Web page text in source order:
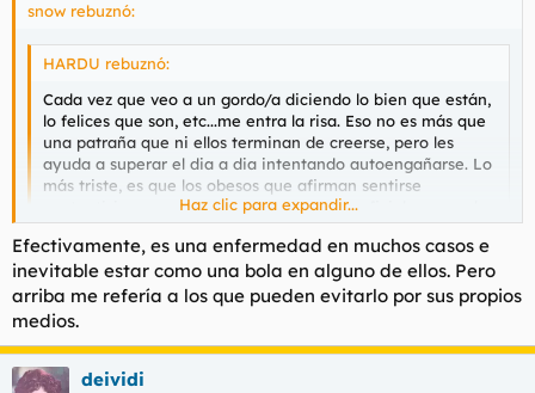
snow rebuznó:
HARDU rebuznó:
Cada vez que veo a un gordo/a diciendo lo bien que están,
lo felices que son, etc...me entra la risa. Eso no es más que
una patraña que ni ellos terminan de creerse, pero les
ayuda a superar el dia a dia intentando autoengañarse. Lo
más triste, es que los obesos que afirman sentirse
contentisimos con sus lorzas, son tan superficiales como la
quinceañera lamida que se mantiene en pie a base de
manzanas y barritas Bio-Century. Son superficiales desde
el momento en el que son los primeros que se fijan en el
fisico, ¿y la salud?, ¿donde queda la salud para los
gordos que podrían evitar la panceta?.
No digo que todo
el mundo luzca un tipo estupendo y la calle parezca un
video de Britney Spears, pero se puede estar bien y sano
con unos pocos kilos de mas, de menos o los justos, pero
Haz clic para expandir...
Hardu, la obesidad es una enfermedad
problema dice lo bien que se encuentra y/o lo feliz que está
(aunque habrá casos de todo tipo) pero si creo que, cuando
Haz clic para expandir...
Efectivamente, es una enfermedad en muchos casos e
inevitable estar como una bola en alguno de ellos. Pero
arriba me refería a los que pueden evitarlo por sus propios
medios.
deividi